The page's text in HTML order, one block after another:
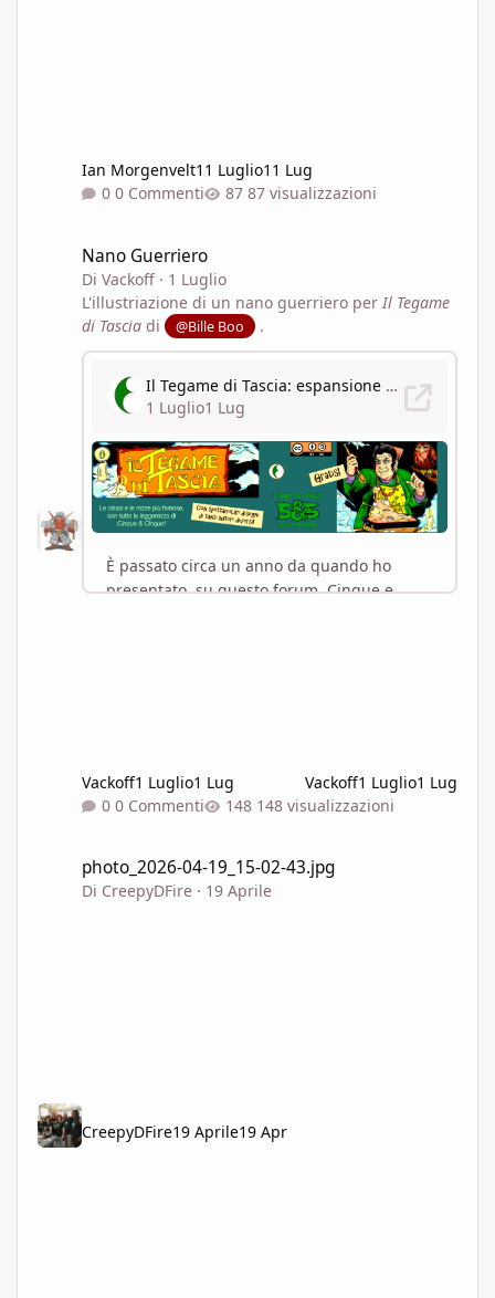
Ian Morgenvelt11 Luglio11 Lug
0 Commenti
87 visualizzazioni
Nano Guerriero
DiVackoff · 1 Luglio
L'illustriazione di un nano guerriero per Il Tegame
di Tascia di @Bille Boo .
Vackoff1 Luglio1 Lug Vackoff1 Luglio1 Lug
0 Commenti
148 visualizzazioni
photo_2026-04-19_15-02-43.jpg
Di CreepyDFire · 19 Aprile
CreepyDFire19 Aprile19 Apr